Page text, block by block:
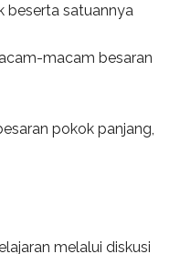
beserta satuannya
macam besaran
pokok panjang,
melalui diskusi